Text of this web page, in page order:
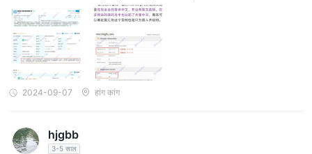
2024-09-07 हांग कांग
hjgbb
3-5 साल